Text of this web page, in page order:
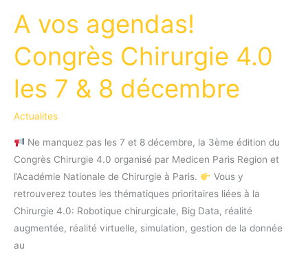
A vos agendas!
Congrès Chirurgie 4.0
les 7 & 8 décembre
Actualites
Ne manquez pas les 7 et 8 décembre, la 3ème édition du
Congrès Chirurgie 4.0 organisé par Medicen Paris Region et
l’Académie Nationale de Chirurgie à Paris.
Vous y
retrouverez toutes les thématiques prioritaires liées à la
Chirurgie 4.0: Robotique chirurgicale, Big Data, réalité
augmentée, réalité virtuelle, simulation, gestion de la donnée
au